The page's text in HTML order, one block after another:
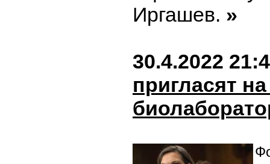
Иргашев. »
30.4.2022
пригласят